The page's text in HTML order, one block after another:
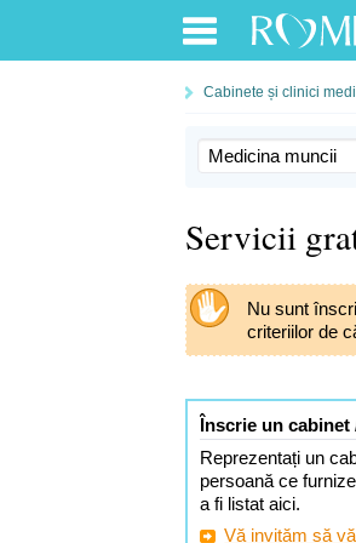
Cabinete și clinici
Servicii
Nu sunt
criteriilor de
Înscrie un
Reprezentați un
persoană ce
a fi listat aici.
Vă invităm să